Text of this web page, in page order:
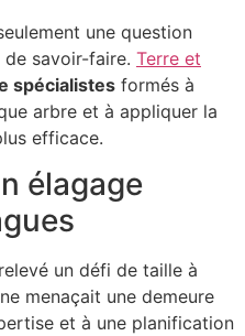
une question
de savoir-faire. Terre et
spécialistes formés à
arbre et à appliquer la
efficace.
élagage
un défi de taille à
menaçait une demeure
et à une planification